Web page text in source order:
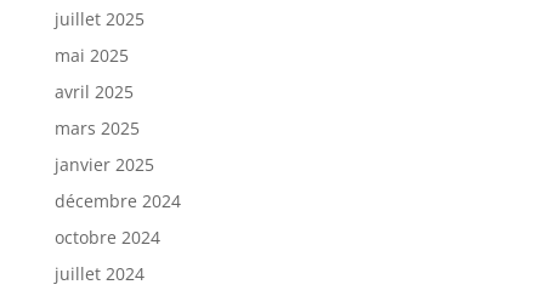
juillet 2025
mai 2025
avril 2025
mars 2025
janvier 2025
décembre 2024
octobre 2024
juillet 2024